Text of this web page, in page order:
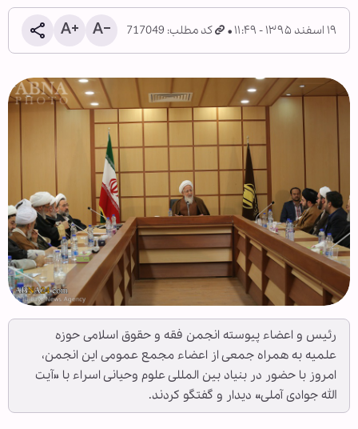
۱۹ اسفند ۱۳۹۵ - ۱۱:۴۹ کد مطلب: 717049
رئیس و اعضاء پیوسته انجمن فقه و حقوق اسلامی حوزه
علمیه به همراه جمعی از اعضاء مجمع عمومی این انجمن،
امروز با حضور در بنیاد بین المللی علوم وحیانی اسراء با «آیت
الله جوادی آملی» دیدار و گفتگو کردند.